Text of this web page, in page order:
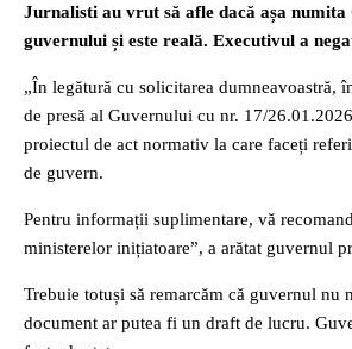
Jurnalisti au vrut să afle dacă așa
guvernului și este reală. Executivul a
„În legătură cu solicitarea dumneavoastră,
de presă al Guvernului cu nr. 17/
proiectul de act normativ la care faceți
de guvern.
Pentru informații suplimentare, vă
ministerelor inițiatoare”, a arătat guvernul
Trebuie totuși să remarcăm că guvernul nu
document ar putea fi un draft de lucru.